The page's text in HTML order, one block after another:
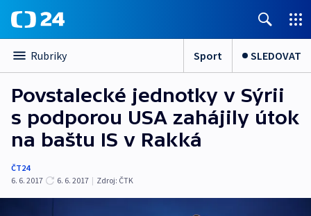
Rubriky Sport SLEDOVAT
Povstalecké jednotky v Sýrii
s podporou USA zahájily útok
na baštu IS v Rakká
ČT24
6. 6. 2017
6. 6. 2017 | Zdroj: ČTK